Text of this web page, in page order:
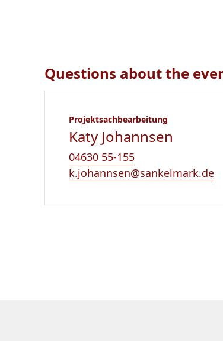
Questions about the
Projektsachbearbeitung
Katy Johannsen
04630 55-155
k.johannsen@sankelmark.de